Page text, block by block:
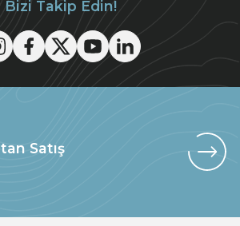
Bizi Takip Edin!
Satış